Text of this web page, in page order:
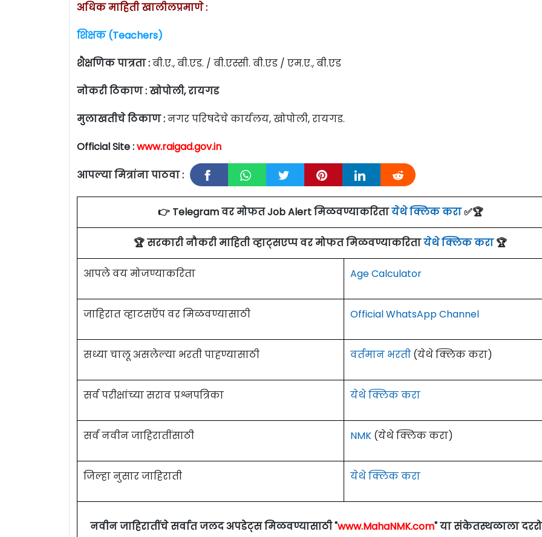
अधिक माहिती खालीलप्रमाणे :
शिक्षक (Teachers)
शैक्षणिक पात्रता :बी.ए., बी.एड. / बी.एस्सी. बी.एड / एम.ए., बी.एड
नोकरी ठिकाण : खोपोली, रायगड
मुलाखतीचे ठिकाण :नगर परिषदेचे कार्यलय, खोपोली, रायगड.
Official Site :www.raigad.gov.in
आपल्या मित्रांना पाठवा :
👉 Telegram वर मोफत Job Alert मिळवण्याकरितायेथे क्लिक करा✅🏆
🏆 सरकारी नौकरी माहिती व्हाट्सएप्प वर मोफत मिळवण्याकरितायेथे क्लिक करा🏆
आपले वय मोजण्याकरिता Age Calculator
जाहिरात व्हाटसऍप वर मिळवण्यासाठी Official WhatsApp Channel
सध्या चालू असलेल्या भरती पाहण्यासाठी वर्तमान भरती (येथे क्लिक करा)
सर्व परीक्षांच्या सराव प्रश्नपत्रिका येथे क्लिक करा
सर्व नवीन जाहिरातींसाठी NMK (येथे क्लिक करा)
जिल्हा नुसार जाहिराती येथे क्लिक करा
नवीन जाहिरातींचे सर्वात जलद अपडेट्स मिळवण्यासाठी "www.MahaNMK.com" या संकेतस्थळाला